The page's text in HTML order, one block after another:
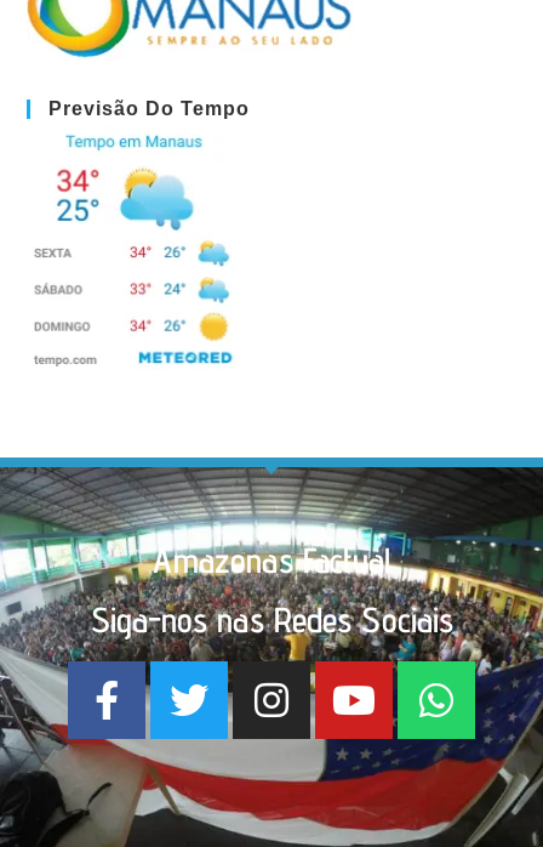
Previsão Do Tempo
Amazonas Factual
Siga-nos nas Redes Sociais